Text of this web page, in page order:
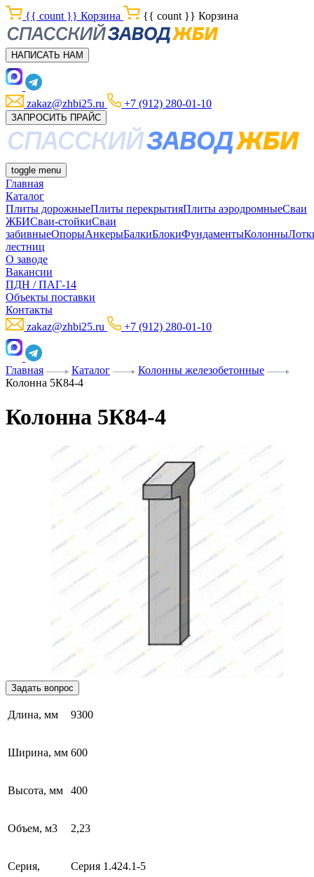
{{ count }} Корзина {{ count }} Корзина
НАПИСАТЬ НАМ
zakaz@zhbi25.ru +7 (912) 280-01-10
ЗАПРОСИТЬ ПРАЙС
toggle menu
Главная
Каталог
Плиты дорожныеПлиты перекрытияПлиты аэродромныеСваи
ЖБИСваи-стойкиСваи
забивныеОпорыАнкерыБалкиБлокиФундаментыКолонны
лестниц
О заводе
Вакансии
ПДН / ПАГ-14
Объекты поставки
Контакты
zakaz@zhbi25.ru
+7 (912) 280-01-10
Главная Каталог
Колонны железобетонные
Колонна 5К84-4
Колонна 5К84-4
Задать вопрос
Длина, мм 9300
Ширина, мм 600
Высота, мм 400
Объем, м3 2,23
Серия, Серия 1.424.1-5